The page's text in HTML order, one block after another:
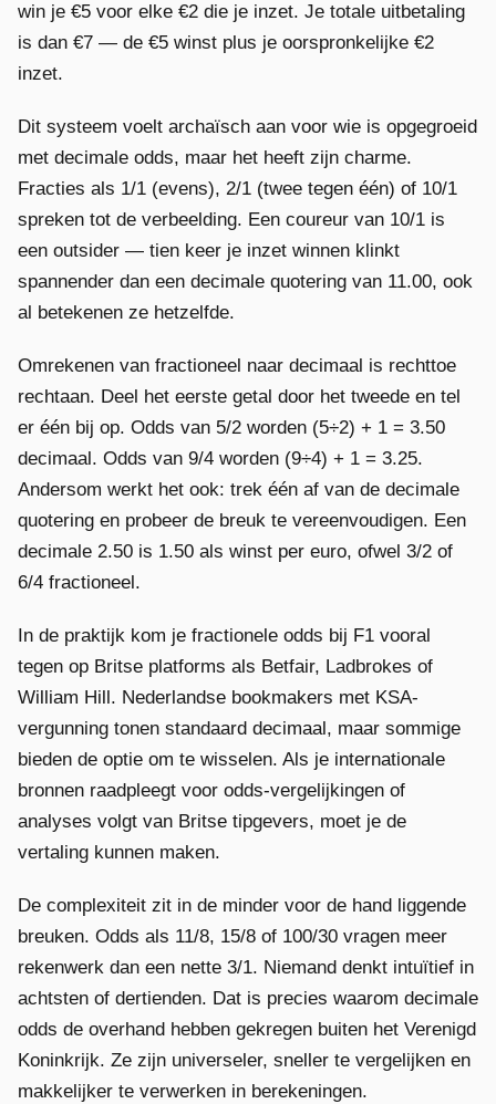
win je €5 voor elke €2 die je inzet. Je totale uitbetaling
is dan €7 — de €5 winst plus je oorspronkelijke €2
inzet.
Dit systeem voelt archaïsch aan voor wie is opgegroeid
met decimale odds, maar het heeft zijn charme.
Fracties als 1/1 (evens), 2/1 (twee tegen één) of 10/1
spreken tot de verbeelding. Een coureur van 10/1 is
een outsider — tien keer je inzet winnen klinkt
spannender dan een decimale quotering van 11.00, ook
al betekenen ze hetzelfde.
Omrekenen van fractioneel naar decimaal is rechttoe
rechtaan. Deel het eerste getal door het tweede en tel
er één bij op. Odds van 5/2 worden (5÷2) + 1 = 3.50
decimaal. Odds van 9/4 worden (9÷4) + 1 = 3.25.
Andersom werkt het ook: trek één af van de decimale
quotering en probeer de breuk te vereenvoudigen. Een
decimale 2.50 is 1.50 als winst per euro, ofwel 3/2 of
6/4 fractioneel.
In de praktijk kom je fractionele odds bij F1 vooral
tegen op Britse platforms als Betfair, Ladbrokes of
William Hill. Nederlandse bookmakers met KSA-
vergunning tonen standaard decimaal, maar sommige
bieden de optie om te wisselen. Als je internationale
bronnen raadpleegt voor odds-vergelijkingen of
analyses volgt van Britse tipgevers, moet je de
vertaling kunnen maken.
De complexiteit zit in de minder voor de hand liggende
breuken. Odds als 11/8, 15/8 of 100/30 vragen meer
rekenwerk dan een nette 3/1. Niemand denkt intuïtief in
achtsten of dertienden. Dat is precies waarom decimale
odds de overhand hebben gekregen buiten het Verenigd
Koninkrijk. Ze zijn universeler, sneller te vergelijken en
makkelijker te verwerken in berekeningen.